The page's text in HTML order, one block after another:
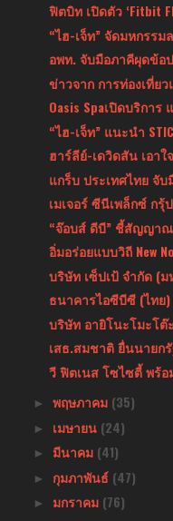
ฟิตบิท เปิดตัว ‘Fitbit
“ไฮ-เจ็ท” จัดมหกรร
อพท. จับมือภาคีผุดข้
ข่าวจาก การท่องเที่ย
Oasis Spaเปิดบริการ
“ไฮ-เจ็ท” แนะนำ
ฮาร์ลีย์-เดวิดสัน เอา
แกร็บ ประเทศไทย จั
เมเจอร์ ซีนีเพล็กซ์ กรุ้
“จ๊อบส์ ดีบี” ชี้สัญญา
อิ่มอร่อยแบบวิถี New
บริษัท เซ็ปเป้ จำกัด (
ธนาคารไอซีบีซี (ไทย
บริษัท อายิโนะโมะโต๊
เสธ.สมชาติ ยื่นนายก
วี ฟิตเนส โซไซตี้ พร้อ
► พฤษภาคม (35)
► เมษายน (24)
► มีนาคม (41)
► กุมภาพันธ์ (47)
► มกราคม (76)